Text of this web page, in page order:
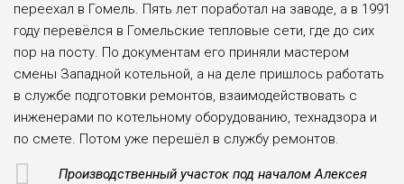
переехал в Гомель. Пять лет поработал на заводе, а в 1991
году перевёлся в Гомельские тепловые сети, где до сих
пор на посту. По документам его приняли мастером
смены Западной котельной, а на деле пришлось работать
в службе подготовки ремонтов, взаимодействовать с
инженерами по котельному оборудованию, технадзора и
по смете. Потом уже перешёл в службу ремонтов.
Производственный участок под началом Алексея